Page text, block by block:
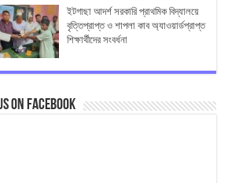
ইটগাছা আদর্শ সরকারি প্রাথমিক বিদ্যালয়ে
বৃত্তিপ্রাপ্ত ও শাপলা কাব অ্যাওয়ার্ডপ্রাপ্ত
শিক্ষার্থীদের সংবর্ধনা
on Facebook